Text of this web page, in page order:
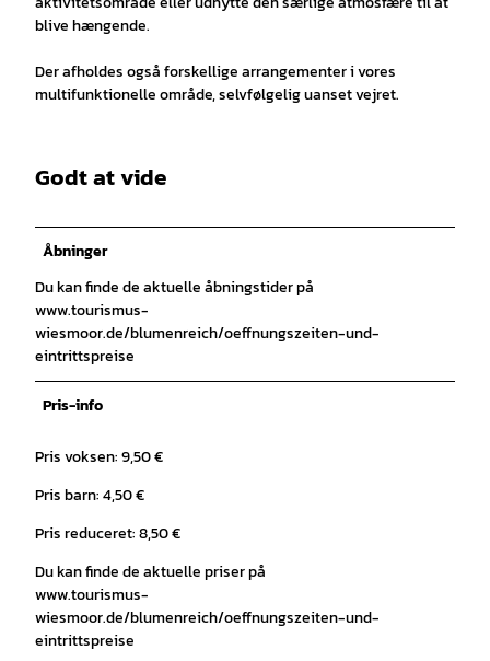
blive hængende.
Der afholdes også forskellige arrangementer i vores
multifunktionelle område, selvfølgelig uanset vejret.
Godt at vide
Åbninger
Du kan finde de aktuelle åbningstider på
www.tourismus-
wiesmoor.de/blumenreich/oeffnungszeiten-und-
eintrittspreise
Pris-info
Pris voksen: 9,50 €
Pris barn: 4,50 €
Pris reduceret: 8,50 €
Du kan finde de aktuelle priser på
www.tourismus-
wiesmoor.de/blumenreich/oeffnungszeiten-und-
eintrittspreise